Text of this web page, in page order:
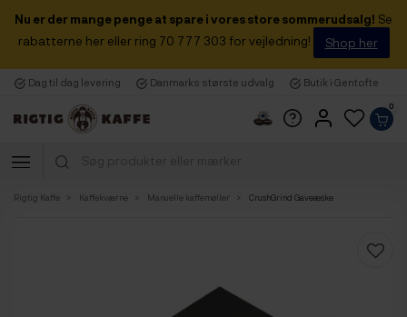
Nu er der mange penge at spare i vores store sommerudsalg! Se
rabatterne her eller ring 70 777 303 for vejledning!
Shop her
Dag til dag levering Danmarks største udvalg Butik i Gentofte
0
Rigtig Kaffe Kaffekværne Manuelle kaffemøller CrushGrind Gaveæske